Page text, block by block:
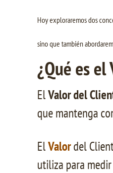
Hoy exploraremos dos
sino que también
¿Qué es
ElValor del
que mantenga
ElValordel
utiliza para